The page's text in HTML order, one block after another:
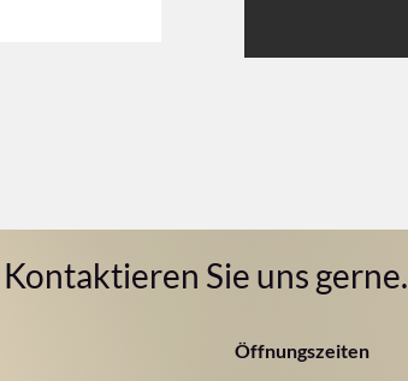
Kontaktieren Sie uns gerne.
Öffnungszeiten